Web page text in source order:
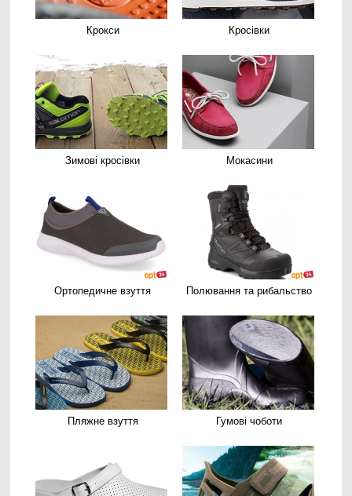
Крокси Кросівки
Зимові кросівки Мокасини
Ортопедичне взуття Полювання та рибальство
Пляжне взуття Гумові чоботи